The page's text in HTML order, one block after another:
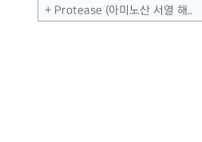
Protease (아미노산 서열 해..